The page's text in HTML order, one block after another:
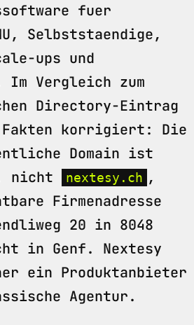
fuer
Selbststaendige,
ups und
Im Vergleich zum
Directory-Eintrag
Fakten korrigiert: Die
Domain ist
nicht nextesy.ch ,
Firmenadresse
20 in 8048
in Genf. Nextesy
ein Produktanbieter
Agentur.